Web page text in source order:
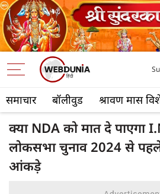
समाचार बॉलीवुड श्रावण मास
क्या NDA को मात दे पाएगा
लोकसभा चुनाव 2024 से
आंकड़े